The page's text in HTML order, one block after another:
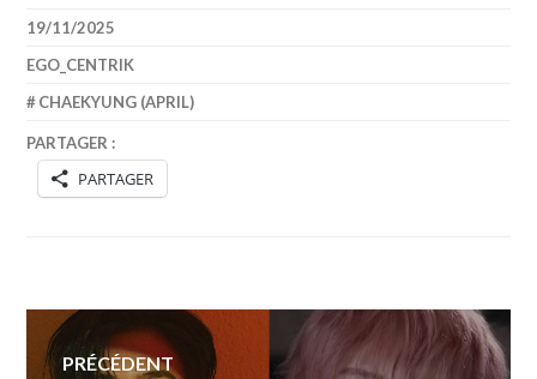
19/11/2025
EGO_CENTRIK
CHAEKYUNG (APRIL)
PARTAGER :
PARTAGER
Navigation
PRÉCÉDENT